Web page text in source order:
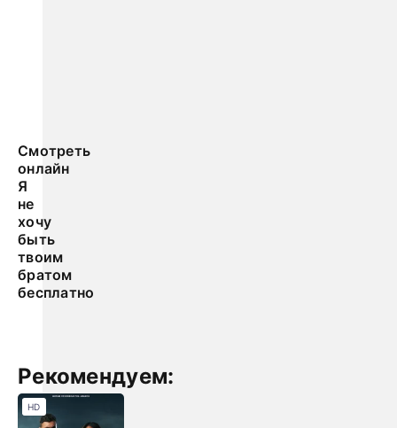
Смотреть
онлайн
Я
не
хочу
быть
твоим
братом
бесплатно
Рекомендуем:
HD